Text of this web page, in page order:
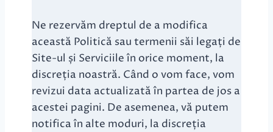
Ne rezervăm dreptul de a modifica
această Politică sau termenii săi legați de
Site-ul și Serviciile în orice moment, la
discreția noastră. Când o vom face, vom
revizui data actualizată în partea de jos a
acestei pagini. De asemenea, vă putem
notifica în alte moduri, la discreția